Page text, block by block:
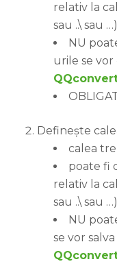
relativ la
sau ..\ sau …)
NU
urile se vor
Definește
calea
poate fi
relativ la
sau ..\ sau …)
NU
se vor